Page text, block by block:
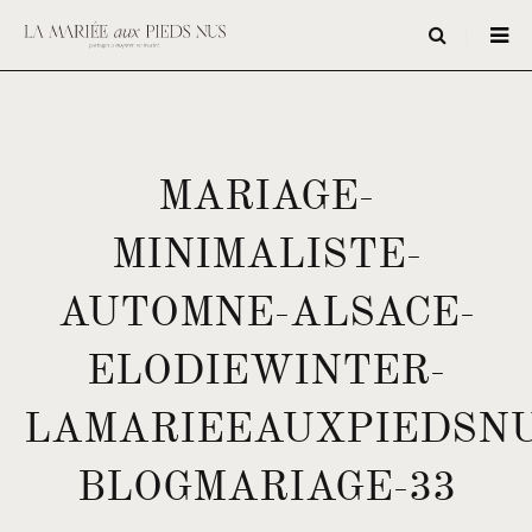
MARIAGE-
MINIMALISTE-
AUTOMNE-ALSACE-
ELODIEWINTER-
BLOGMARIAGE-33